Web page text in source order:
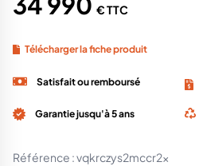
€ TTC
Télécharger la fiche produit
Satisfait ou remboursé
Garantie jusqu'à 5 ans
Référence :vqkrczys2mccr2x